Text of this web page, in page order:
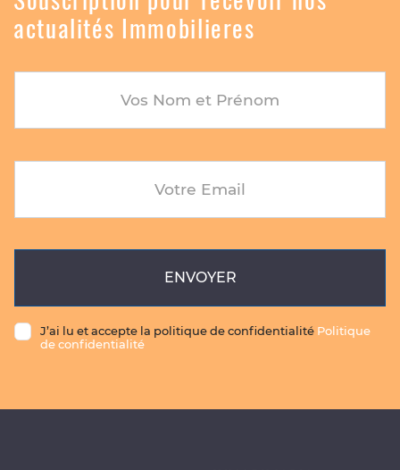
actualités Immobilieres
Vos Nom et Prénom
Votre Email
ENVOYER
J’ai lu et accepte la politique de confidentialité Politique
de confidentialité